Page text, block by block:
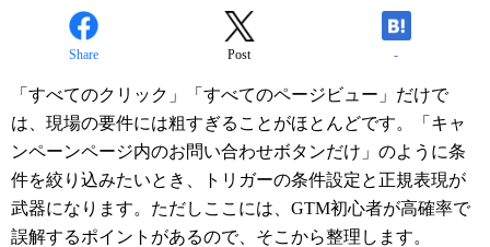
Share Post -
「すべてのクリック」「すべてのページビュー」だけで
は、現場の要件には粗すぎることがほとんどです。「キャ
ンペーンページ内のお問い合わせボタンだけ」のように条
件を絞り込みたいとき、トリガーの条件設定と正規表現が
武器になります。ただしここには、GTM初心者が高確率で
誤解するポイントがあるので、そこから整理します。